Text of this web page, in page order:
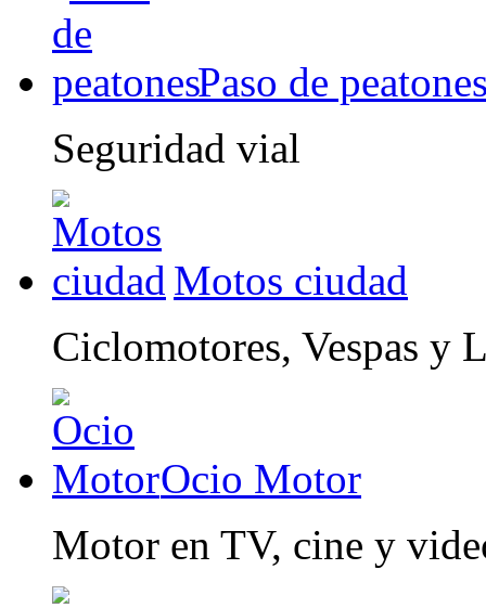
Paso de
Seguridad vial
Motos ciudad
Ciclomotores, Vespas y
Ocio Motor
Motor en TV, cine y